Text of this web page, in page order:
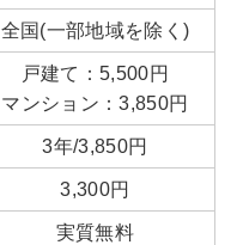
全国(一部地域を除く)
戸建て：5,500円
マンション：3,850円
3年/3,850円
3,300円
実質無料